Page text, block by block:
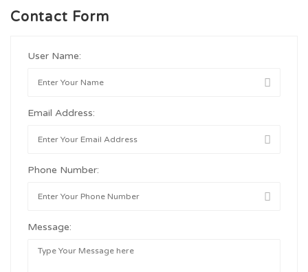
Contact Form
User Name:
Email Address:
Phone Number:
Message: